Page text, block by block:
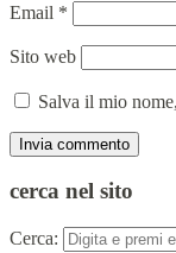
Email *
Sito web
Salva il mio
cerca nel sito
Cerca: